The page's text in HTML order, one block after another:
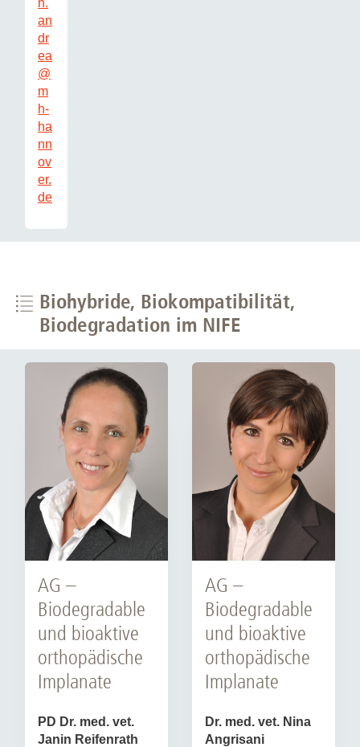
n.
an
dr
ea
@
m
h-
ha
nn
ov
er.
de
Biohybride, Biokompatibilität,
Biodegradation im NIFE
AG –
Biodegradable
und bioaktive
orthopädische
Implanate
PD Dr. med. vet.
Janin Reifenrath
AG –
Biodegradable
und bioaktive
orthopädische
Implanate
Dr. med. vet. Nina
Angrisani